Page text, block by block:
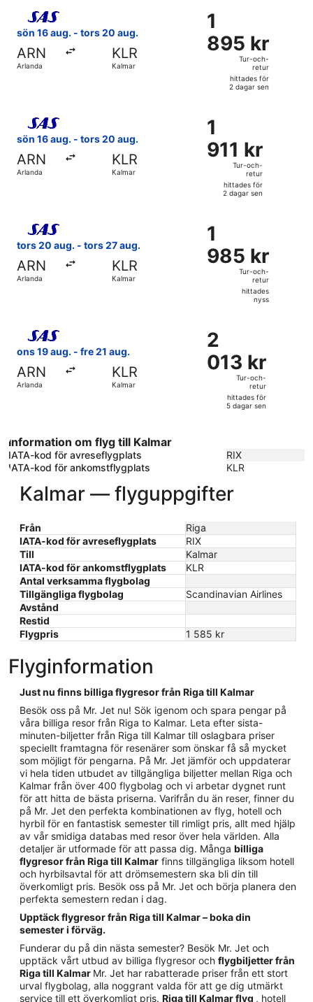
dagar
sen
sön 16 aug. - tors 20 aug.
ARN
Arlanda
KLR
Kalmar
1
895 kr
Tur-
retur,
hittades
dagar
sen
1
895 kr
Tur-och-
retur
hittades för
2 dagar sen
Välj flyg med Scandinavian Airlines, med avresa sön
sön 16 aug. - tors 20 aug.
ARN
Arlanda
KLR
Kalmar
1
911 kr
Tur-
retur,
hittades
dagar
sen
1
911 kr
Tur-och-
retur
hittades för
2 dagar sen
Välj flyg med Scandinavian Airlines, med avresa sön
tors 20 aug. - tors 27 aug.
ARN
Arlanda
KLR
Kalmar
1
985 kr
Tur-
1
985 kr
Tur-och-
retur
hittades
nyss
Välj flyg med Scandinavian Airlines, med avresa tors
ons 19 aug. - fre 21 aug.
ARN
Arlanda
KLR
Kalmar
2
013 kr
Tur-
retur,
hittades
2
013 kr
Tur-och-
retur
hittades för
5 dagar sen
Välj flyg med Scandinavian Airlines, med avresa ons
Information om flyg till Kalmar
IATA-kod för avreseflygplats
RIX
IATA-kod för ankomstflygplats
KLR
Kalmar — flyguppgifter
Från
Riga
IATA-kod för avreseflygplats
RIX
Till
Kalmar
IATA-kod för ankomstflygplats
KLR
Antal verksamma flygbolag
Tillgängliga flygbolag
Scandinavian Airlines
Avstånd
Restid
Flygpris
1 585 kr
Flyginformation
Just nu finns billiga flygresor från Riga till Kalmar
Besök oss på Mr. Jet nu! Sök igenom och spara pengar på
våra billiga resor från Riga to Kalmar. Leta efter sista-
minuten-biljetter från Riga till Kalmar till oslagbara priser
speciellt framtagna för resenärer som önskar få så mycket
som möjligt för pengarna. På Mr. Jet jämför och uppdaterar
vi hela tiden utbudet av tillgängliga biljetter mellan Riga och
Kalmar från över 400 flygbolag och vi arbetar dygnet runt
för att hitta de bästa priserna. Varifrån du än reser, finner du
på Mr. Jet den perfekta kombinationen av flyg, hotell och
hyrbil för en fantastisk semester till rimligt pris, allt med hjälp
av vår smidiga databas med resor över hela världen. Alla
detaljer är utformade för att passa dig. Många billiga
flygresor från Riga till Kalmar finns tillgängliga liksom hotell
och hyrbilsavtal för att drömsemestern ska bli din till
överkomligt pris. Besök oss på Mr. Jet och börja planera den
perfekta semestern redan i dag.
Upptäck flygresor från Riga till Kalmar – boka din
semester i förväg.
Funderar du på din nästa semester? Besök Mr. Jet och
upptäck vårt utbud av billiga flygresor och flygbiljetter från
Riga till Kalmar Mr. Jet har rabatterade priser från ett stort
urval flygbolag, alla noggrant valda för att ge dig utmärkt
service till ett överkomligt pris. Riga till Kalmar flyg , hotell